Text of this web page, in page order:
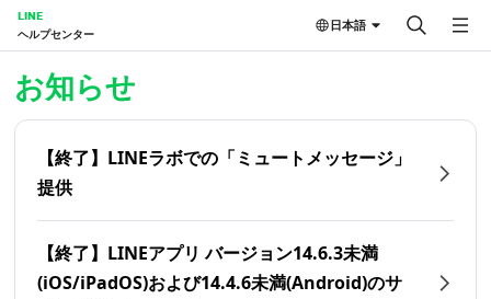
LINE
ヘルプセンター
日本語
お知らせ
【終了】LINEラボでの「ミュートメッセージ」
提供
【終了】LINEアプリ バージョン14.6.3未満
(iOS/iPadOS)および14.4.6未満(Android)のサ